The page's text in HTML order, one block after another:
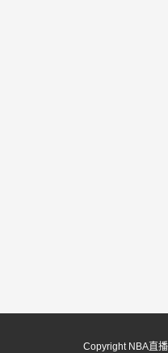
Copyright NBA直